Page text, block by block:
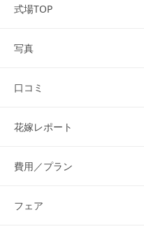
式場TOP
写真
口コミ
花嫁レポート
費用／プラン
フェア